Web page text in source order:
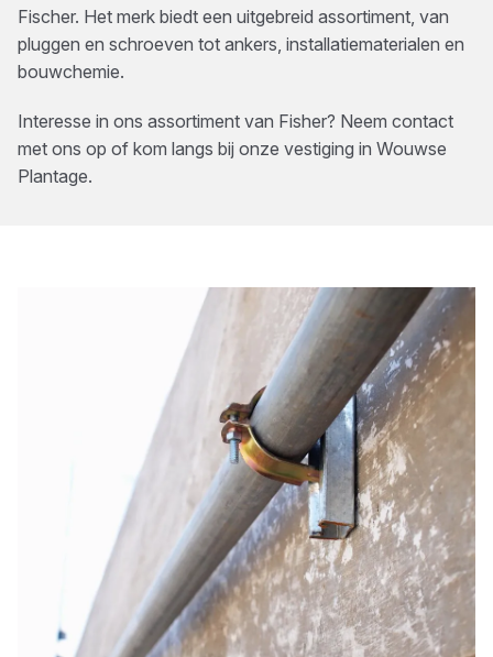
Fischer. Het merk biedt een uitgebreid assortiment, van
pluggen en schroeven tot ankers, installatiematerialen en
bouwchemie.
Interesse in ons assortiment van Fisher? Neem contact
met ons op of kom langs bij onze vestiging in Wouwse
Plantage.